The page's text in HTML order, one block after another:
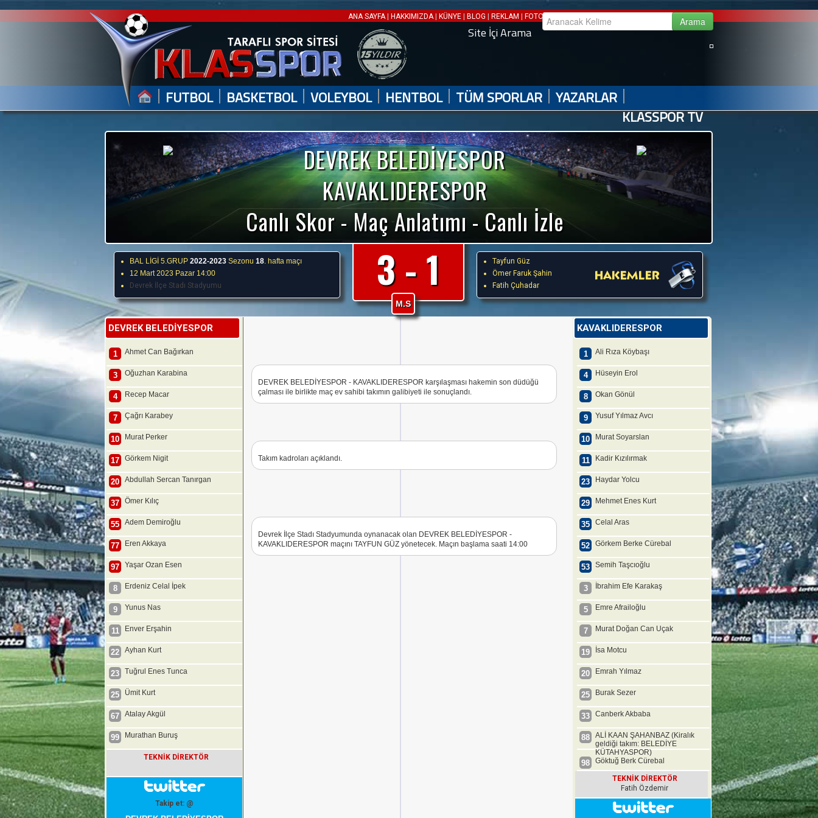
ANA SAYFA| HAKKIMIZDA| KÜNYE | BLOG | REKLAM | FOTO GALERİ VİDEO GALERİ HABER ARŞİVİ |İLETİŞİM |
Site İçi Arama
| FUTBOL | BASKETBOL | VOLEYBOL | HENTBOL | TÜM SPORLAR | YAZARLAR |
KLASSPOR TV
DEVREK BELEDİYESPOR
KAVAKLIDERESPOR
Canlı Skor - Maç Anlatımı - Canlı İzle
BAL LİGİ 5.GRUP 2022-2023 Sezonu 18. hafta maçı
12 Mart 2023 Pazar 14:00
Devrek İlçe Stadı Stadyumu
3 - 1
Tayfun Güz
Ömer Faruk Şahin
Fatih Çuhadar
DEVREK BELEDİYESPOR
1 Ahmet Can Bağırkan
3 Oğuzhan Karabina
4 Recep Macar
7 Çağrı Karabey
10 Murat Perker
17 Görkem Nigit
20 Abdullah Sercan Tanırgan
37 Ömer Kılıç
55 Adem Demiroğlu
77 Eren Akkaya
97 Yaşar Ozan Esen
8 Erdeniz Celal İpek
9 Yunus Nas
11 Enver Erşahin
22 Ayhan Kurt
23 Tuğrul Enes Tunca
25 Ümit Kurt
67 Atalay Akgül
99 Murathan Buruş
TEKNİK DİREKTÖR
Takip et: @
M.S
DEVREK BELEDİYESPOR - KAVAKLIDERESPOR karşılaşması hakemin son düdüğü
çalması ile birlikte maç ev sahibi takımın galibiyeti ile sonuçlandı.
Takım kadroları açıklandı.
Devrek İlçe Stadı Stadyumunda oynanacak olan DEVREK BELEDİYESPOR -
KAVAKLIDERESPOR maçını TAYFUN GÜZ yönetecek. Maçın başlama saati 14:00
KAVAKLIDERESPOR
1 Ali Rıza Köybaşı
4 Hüseyin Erol
8 Okan Gönül
9 Yusuf Yılmaz Avcı
10 Murat Soyarslan
11 Kadir Kızılırmak
23 Haydar Yolcu
29 Mehmet Enes Kurt
35 Celal Aras
52 Görkem Berke Cürebal
53 Semih Taşcıoğlu
3 İbrahim Efe Karakaş
5 Emre Afrailoğlu
7 Murat Doğan Can Uçak
19 İsa Motcu
20 Emrah Yılmaz
25 Burak Sezer
33 Canberk Akbaba
88
ALİ KAAN ŞAHANBAZ (Kiralık
geldiği takım: BELEDİYE
KÜTAHYASPOR)
98 Göktuğ Berk Cürebal
TEKNİK DİREKTÖR
Fatih Özdemir